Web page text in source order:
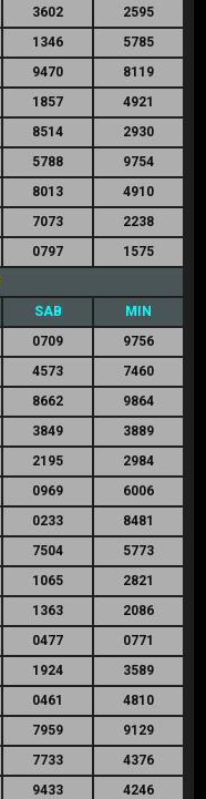
3602
2595
1346
5785
9470
8119
1857
4921
8514
2930
5788
9754
8013
4910
7073
2238
0797
1575
SAB
MIN
0709
9756
4573
7460
8662
9864
3849
3889
2195
2984
0969
6006
0233
8481
7504
5773
1065
2821
1363
2086
0477
0771
1924
3589
0461
4810
7959
9129
7733
4376
9433
4246